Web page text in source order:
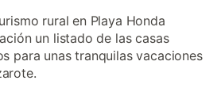
rural en Playa Honda
un listado de las casas
para unas tranquilas vacaciones